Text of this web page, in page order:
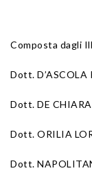
Composta dagli
Dott.
Dott. DE
Dott. ORILIA
Dott.